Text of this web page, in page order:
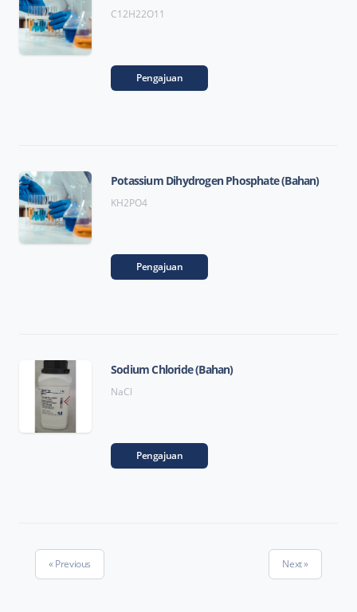
C12H22O11
Pengajuan
Potassium Dihydrogen Phosphate (Bahan)
KH2PO4
Pengajuan
Sodium Chloride (Bahan)
NaCl
Pengajuan
« Previous Next »